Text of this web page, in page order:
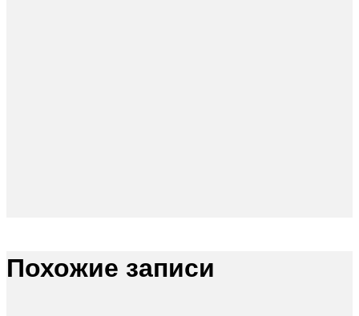
Похожие записи